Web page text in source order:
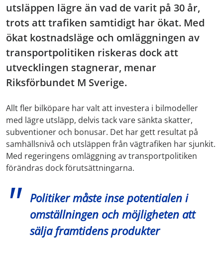
utsläppen lägre än vad de varit på 30 år,
trots att trafiken samtidigt har ökat. Med
ökat kostnadsläge och omläggningen av
transportpolitiken riskeras dock att
utvecklingen stagnerar, menar
Riksförbundet M Sverige.
Allt fler bilköpare har valt att investera i bilmodeller
med lägre utsläpp, delvis tack vare sänkta skatter,
subventioner och bonusar. Det har gett resultat på
samhällsnivå och utsläppen från vägtrafiken har sjunkit.
Med regeringens omläggning av transportpolitiken
förändras dock förutsättningarna.
Politiker måste inse potentialen i
omställningen och möjligheten att
sälja framtidens produkter